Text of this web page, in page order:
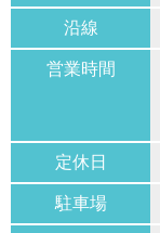
沿線
営業時間
定休日
駐車場